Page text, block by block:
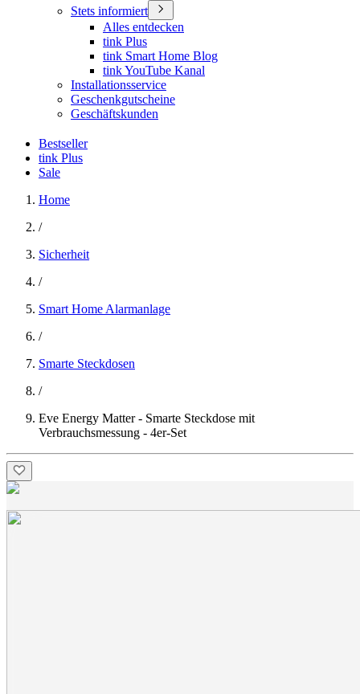
Stets informiert
Alles entdecken
tink Plus
tink Smart Home Blog
tink YouTube Kanal
Installationsservice
Geschenkgutscheine
Geschäftskunden
Bestseller
tink Plus
Sale
Home
/
Sicherheit
/
Smart Home Alarmanlage
/
Smarte Steckdosen
/
Eve Energy Matter - Smarte Steckdose mit
Verbrauchsmessung - 4er-Set